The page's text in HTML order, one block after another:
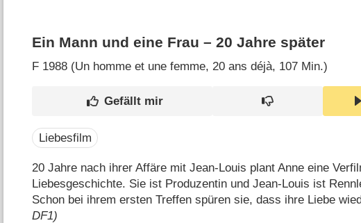
Ein Mann und eine Frau – 20 Jahre später
F 1988 (Un homme et une femme, 20 ans déjà‎, 107 Min.)
Liebesfilm
20 Jahre nach ihrer Affäre mit Jean-Louis plant Anne eine
Liebesgeschichte. Sie ist Produzentin und Jean-Louis ist
Schon bei ihrem ersten Treffen spüren sie, dass ihre Liebe
DF1)